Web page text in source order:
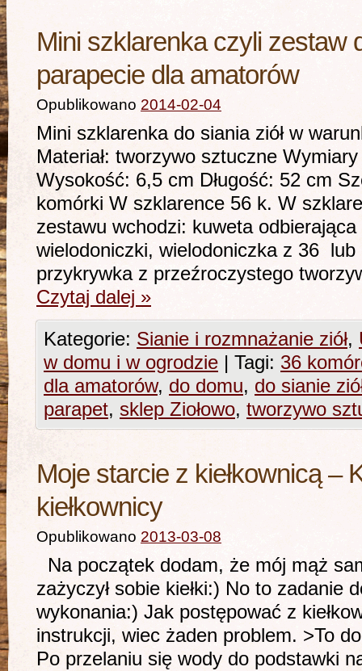
Mini szklarenka czyli zestaw
parapecie dla amatorów
Opublikowano 2014-02-04
Mini szklarenka do siania ziół w
Materiał: tworzywo sztuczne
Wysokość: 6,5 cm Długość: 52 cm
komórki W szklarence 56 k. W
zestawu wchodzi: kuweta
wielodoniczki, wielodoniczka z 36
przykrywka z przeźroczystego
Czytaj dalej »
Kategorie: Sianie i rozmnażanie ziół,
w domu i w ogrodzie | Tagi: 36
dla amatorów, do domu, do sianie
parapet, sklep Ziołowo, tworzywo
Moje starcie z kiełkownicą –
kiełkownicy
Opublikowano 2013-03-08
Na początek dodam, że mój mąż
zażyczył sobie kiełki:) No to zadanie
wykonania:) Jak postępować z
instrukcji, wiec żaden problem. >To
Po przelaniu się wody do podstawki